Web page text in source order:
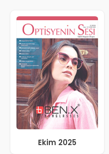
Ekim 2025